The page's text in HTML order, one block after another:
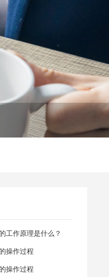
工作原理是什么？
操作过程
操作过程